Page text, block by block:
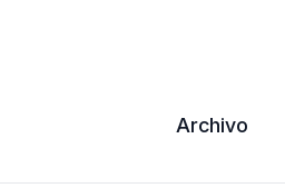
Archivo